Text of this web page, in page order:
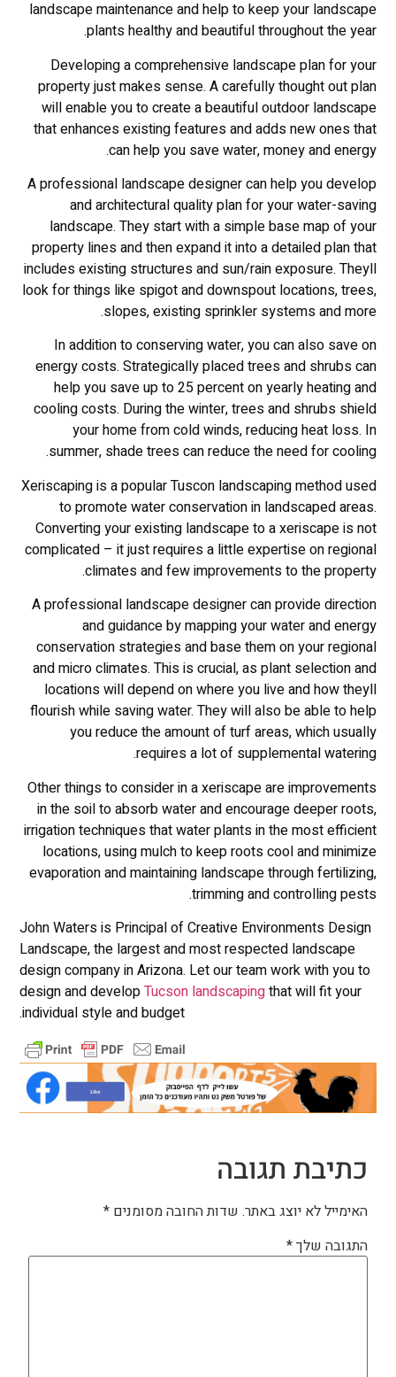
landscape maintenance and help to keep your landscape
plants healthy and beautiful throughout the year.
Developing a comprehensive landscape plan for your
property just makes sense. A carefully thought out plan
will enable you to create a beautiful outdoor landscape
that enhances existing features and adds new ones that
can help you save water, money and energy.
A professional landscape designer can help you develop
and architectural quality plan for your water-saving
landscape. They start with a simple base map of your
property lines and then expand it into a detailed plan that
includes existing structures and sun/rain exposure. Theyll
look for things like spigot and downspout locations, trees,
slopes, existing sprinkler systems and more.
In addition to conserving water, you can also save on
energy costs. Strategically placed trees and shrubs can
help you save up to 25 percent on yearly heating and
cooling costs. During the winter, trees and shrubs shield
your home from cold winds, reducing heat loss. In
summer, shade trees can reduce the need for cooling.
Xeriscaping is a popular Tuscon landscaping method used
to promote water conservation in landscaped areas.
Converting your existing landscape to a xeriscape is not
complicated – it just requires a little expertise on regional
climates and few improvements to the property.
A professional landscape designer can provide direction
and guidance by mapping your water and energy
conservation strategies and base them on your regional
and micro climates. This is crucial, as plant selection and
locations will depend on where you live and how theyll
flourish while saving water. They will also be able to help
you reduce the amount of turf areas, which usually
requires a lot of supplemental watering.
Other things to consider in a xeriscape are improvements
in the soil to absorb water and encourage deeper roots,
irrigation techniques that water plants in the most efficient
locations, using mulch to keep roots cool and minimize
evaporation and maintaining landscape through fertilizing,
trimming and controlling pests.
John Waters is Principal of Creative Environments Design
Landscape, the largest and most respected landscape
design company in Arizona. Let our team work with you to
design and developTucson landscapingthat will fit your
individual style and budget.
כתיבת תגובה
האימייל לא יוצג באתר. שדות החובה מסומנים *
התגובה שלך*